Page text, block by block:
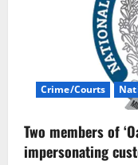
Crime/Courts
Two members of
impersonating